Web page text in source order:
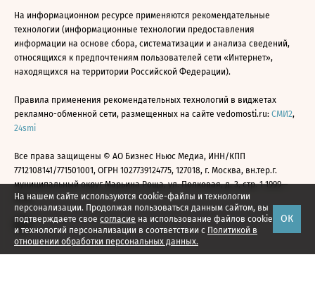
На нашем сайте используются cookie-файлы и технологии
персонализации. Продолжая пользоваться данным сайтом, вы
подтверждаете свое согласие на использование файлов cookie
и технологий персонализации в соответствии с Политикой в
отношении обработки персональных данных.
ОК
На информационном ресурсе применяются рекомендательные
технологии (информационные технологии предоставления
информации на основе сбора, систематизации и анализа сведений,
относящихся к предпочтениям пользователей сети «Интернет»,
находящихся на территории Российской Федерации).
Правила применения рекомендательных технологий в виджетах
рекламно-обменной сети, размещенных на сайте vedomosti.ru: СМИ2,
24smi
Все права защищены © АО Бизнес Ньюс Медиа, ИНН/КПП
7712108141/771501001, ОГРН 1027739124775, 127018, г. Москва, вн.тер.г.
муниципальный округ Марьина Роща, ул. Полковая, д. 3, стр. 1 1999—
2026